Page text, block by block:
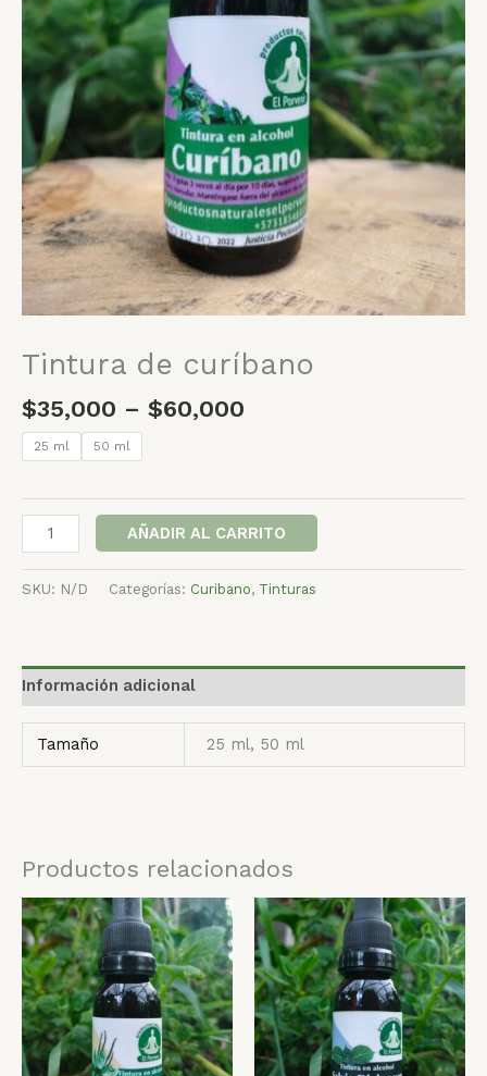
Tintura de curíbano
$35,000 – $60,000
25 ml 50 ml
AÑADIR AL CARRITO
SKU: N/D Categorías: Curibano, Tinturas
Información adicional
Tamaño 25 ml, 50 ml
Productos relacionados